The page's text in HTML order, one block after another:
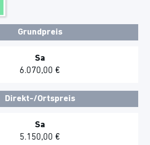
Grundpreis
Sa
6.070,00 €
Direkt-/Ortspreis
Sa
5.150,00 €